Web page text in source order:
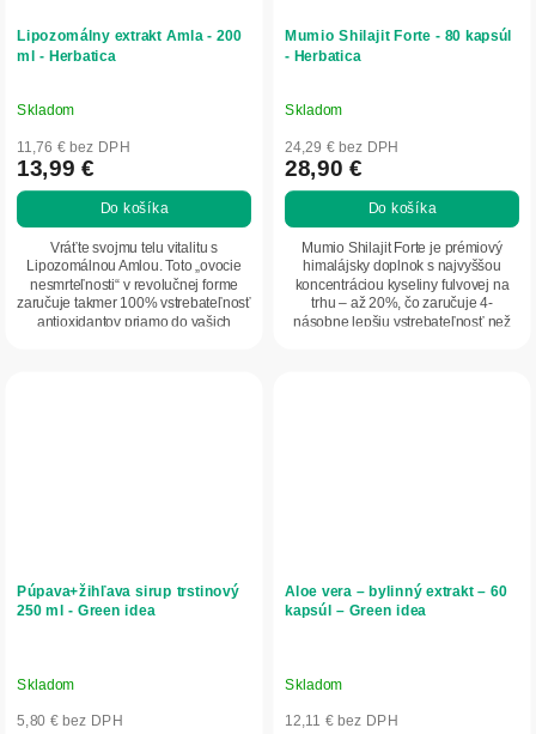
Lipozomálny extrakt Amla - 200
ml - Herbatica
Priemerné
hodnotenie
produktu
je
5,0
hviezdičiek.
Skladom
11,76 € bez DPH
13,99 €
Do košíka
Vráťte svojmu telu vitalitu s
Lipozomálnou Amlou. Toto „ovocie
nesmrteľnosti“ v revolučnej forme
zaručuje takmer 100% vstrebateľnosť
antioxidantov priamo do vašich
Mumio Shilajit Forte - 80 kapsúl
- Herbatica
Priemerné
hodnotenie
produktu
je
5,0
hviezdičiek.
Skladom
24,29 € bez DPH
28,90 €
Do košíka
Mumio Shilajit Forte je prémiový
himalájsky doplnok s najvyššou
koncentráciou kyseliny fulvovej na
trhu – až 20%, čo zaručuje 4-
násobne lepšiu vstrebateľnosť než
Púpava+žihľava sirup trstinový
250 ml - Green idea
Skladom
5,80 € bez DPH
Aloe vera – bylinný extrakt – 60
kapsúl – Green idea
Skladom
12,11 € bez DPH